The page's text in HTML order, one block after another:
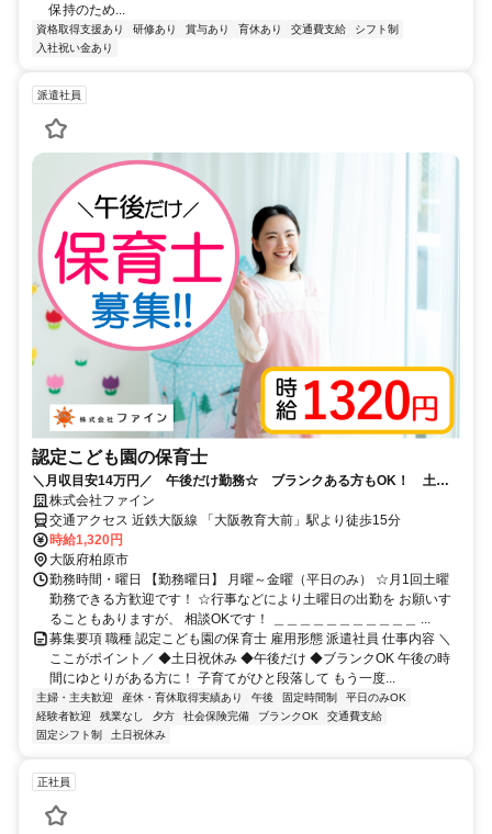
保持のため...
資格取得支援あり 研修あり 賞与あり 育休あり 交通費支給
シフト制
入社祝い金あり
派遣社員
認定こども園の保育士
＼月収目安14万円／ 午後だけ勤務☆ ブランクある方もOK！ 土日
祝休み◎
株式会社ファイン
交通アクセス 近鉄大阪線 「大阪教育大前」駅より徒歩15分
時給1,320円
大阪府柏原市
勤務時間・曜日 【勤務曜日】 月曜～金曜（平日のみ） ☆月1回土曜
勤務できる方歓迎です！ ☆行事などにより土曜日の出勤を お願いす
ることもありますが、 相談OKです！ ＿＿＿＿＿＿＿＿＿＿＿ ...
募集要項 職種 認定こども園の保育士 雇用形態 派遣社員 仕事内容 ＼
ここがポイント／ ◆土日祝休み ◆午後だけ ◆ブランクOK 午後の時
間にゆとりがある方に！ 子育てがひと段落して もう一度...
主婦・主夫歓迎 産休・育休取得実績あり 午後 固定時間制
平日のみOK
経験者歓迎
残業なし 夕方 社会保険完備 ブランクOK
交通費支給
固定シフト制
土日祝休み
正社員